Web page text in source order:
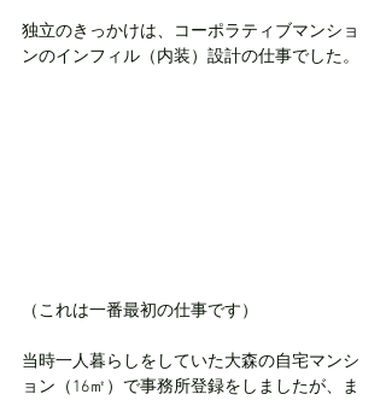
独立のきっかけは、コーポラティブマンショ
ンのインフィル（内装）設計の仕事でした。
（これは一番最初の仕事です）
当時一人暮らしをしていた大森の自宅マンシ
ョン（16㎡）で事務所登録をしましたが、ま